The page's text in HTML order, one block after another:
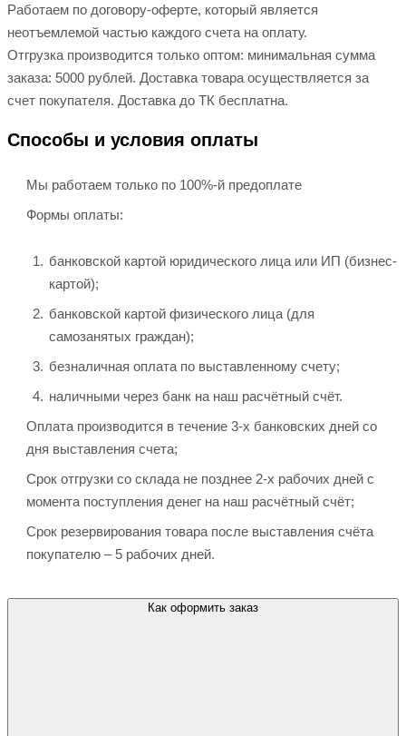
Работаем по договору-оферте, который является
неотъемлемой частью каждого счета на оплату.
Отгрузка производится только оптом: минимальная сумма
заказа: 5000 рублей. Доставка товара осуществляется за
счет покупателя. Доставка до ТК бесплатна.
Способы и условия оплаты
Мы работаем только по 100%-й предоплате
Формы оплаты:
банковской картой юридического лица или ИП (бизнес-
картой);
банковской картой физического лица (для
самозанятых граждан);
безналичная оплата по выставленному счету;
наличными через банк на наш расчётный счёт.
Оплата производится в течение 3-х банковских дней со
дня выставления счета;
Срок отгрузки со склада не позднее 2-х рабочих дней с
момента поступления денег на наш расчётный счёт;
Срок резервирования товара после выставления счёта
покупателю – 5 рабочих дней.
Как оформить заказ